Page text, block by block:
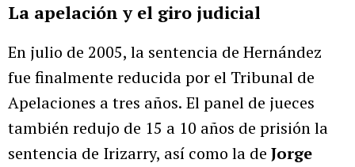
La apelación y el giro judicial
En julio de 2005, la sentencia de Hernández
fue finalmente reducida por el Tribunal de
Apelaciones a tres años. El panel de jueces
también redujo de 15 a 10 años de prisión la
sentencia de Irizarry, así como la de Jorge